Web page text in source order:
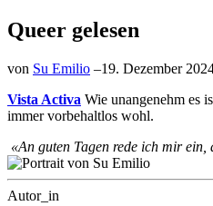
Queer gelesen
von Su Emilio –19. Dezember
Vista Activa Wie unangenehm es
immer vorbehaltlos wohl.
«An guten Tagen rede ich mir
Autor_in